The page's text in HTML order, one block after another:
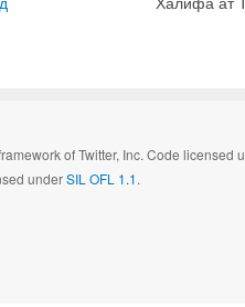
of Twitter, Inc. Code licensed
underSIL OFL 1.1.